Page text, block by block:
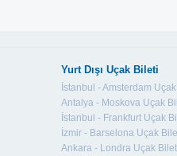
Yurt Dışı Uçak Bileti
İstanbul - Amsterdam
Antalya - Moskova Uçak
İstanbul - Frankfurt Uçak
İzmir - Barselona Uçak
Ankara - Londra Uçak